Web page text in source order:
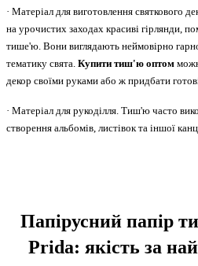
· Матеріал для виготовлення святкового
на урочистих заходах красиві гірлянди,
тише'ю. Вони виглядають неймовірно
тематику свята. Купити тиш'ю оптом
декор своїми руками або ж придбати
· Матеріал для рукоділля. Тиш'ю часто
створення альбомів, листівокта іншої
Папірусний папір
Prida: якість за